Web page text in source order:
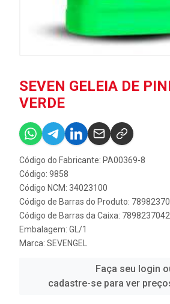
SEVEN GELEIA DE
VERDE
Código do Fabricante: PA00369-8
Código: 9858
Código NCM: 34023100
Código de Barras do Produto:
Código de Barras da Caixa:
Embalagem: GL/1
Marca: SEVENGEL
Faça seu login
cadastre-se para ver